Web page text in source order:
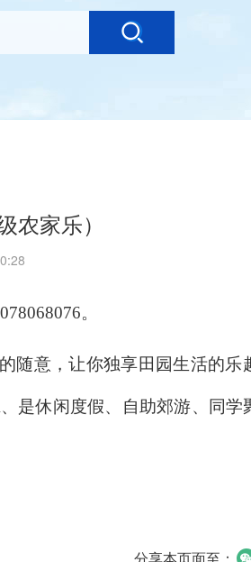
农家乐）
。
随意，让你独享田园生活的乐
是休闲度假、自助郊游、同学